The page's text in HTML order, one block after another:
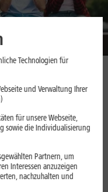
Technologien für
und Verwaltung Ihrer
für unsere Webseite,
sowie die Individualisierung
Partnern, um
Interessen anzuzeigen
nachzuhalten und